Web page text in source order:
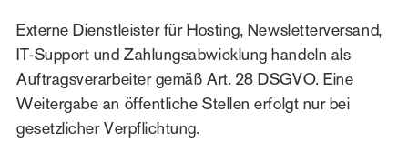
Externe Dienstleister für Hosting, Newsletterversand,
IT-Support und Zahlungsabwicklung handeln als
Auftragsverarbeiter gemäß Art. 28 DSGVO. Eine
Weitergabe an öffentliche Stellen erfolgt nur bei
gesetzlicher Verpflichtung.